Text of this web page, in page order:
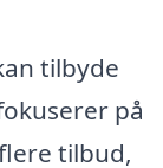
tilbyde
på
tilbud,